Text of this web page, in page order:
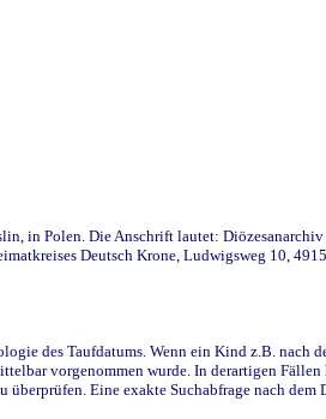
in Polen. Die Anschrift lautet:
Deutsch Krone, Ludwigsweg 10,
des Taufdatums. Wenn ein Kind z.B. nach
vorgenommen wurde. In derartigen
Eine exakte Suchabfrage nach